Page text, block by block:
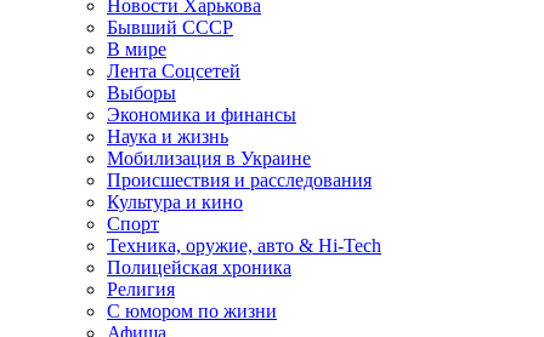
Новости Харькова
Бывший СССР
В мире
Лента Соцсетей
Выборы
Экономика и финансы
Наука и жизнь
Мобилизация в Украине
Происшествия и расследования
Культура и кино
Спорт
Техника, оружие, авто & Hi-Tech
Полицейская хроника
Религия
С юмором по жизни
Афиша